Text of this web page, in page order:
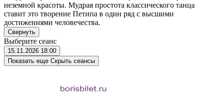
неземной красоты. Мудрая простота классического танца
ставит это творение Петипа в один ряд с высшими
достижениями человечества.
Свернуть
Выберите сеанс
15.11.2026 18:00
Показать еще Скрыть сеансы